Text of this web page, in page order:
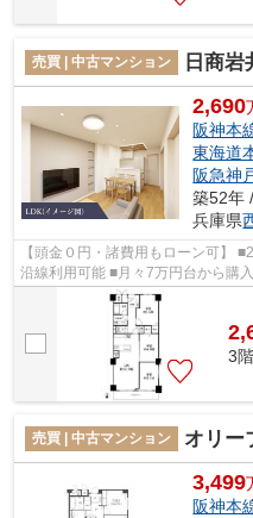
売買 | 中古マンション 日商岩
2,690
阪神本
東海道
阪急神
築52年
兵庫県
【頭金０円・諸費用もローン可】
沿線利用可能 ■月々7万円台から購入可能 ■即日内覧可能 ■南向
り・通風良好 ■トランクルームな
3
売買 | 中古マンション オリー
3,499
阪神本